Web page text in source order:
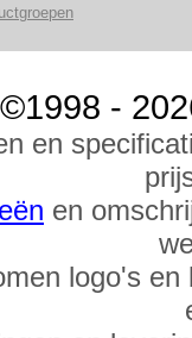
©1998 -
en
en
logo's